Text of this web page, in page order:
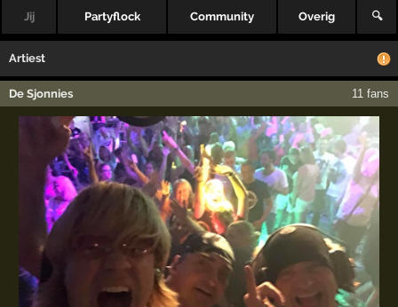
Jij Partyflock Community Overig 🔍
Artiest
De Sjonnies 11 fans